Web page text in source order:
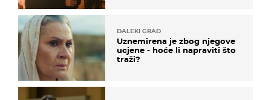
DALEKI GRAD
Uznemirena je zbog njegove
ucjene - hoće li napraviti što
traži?